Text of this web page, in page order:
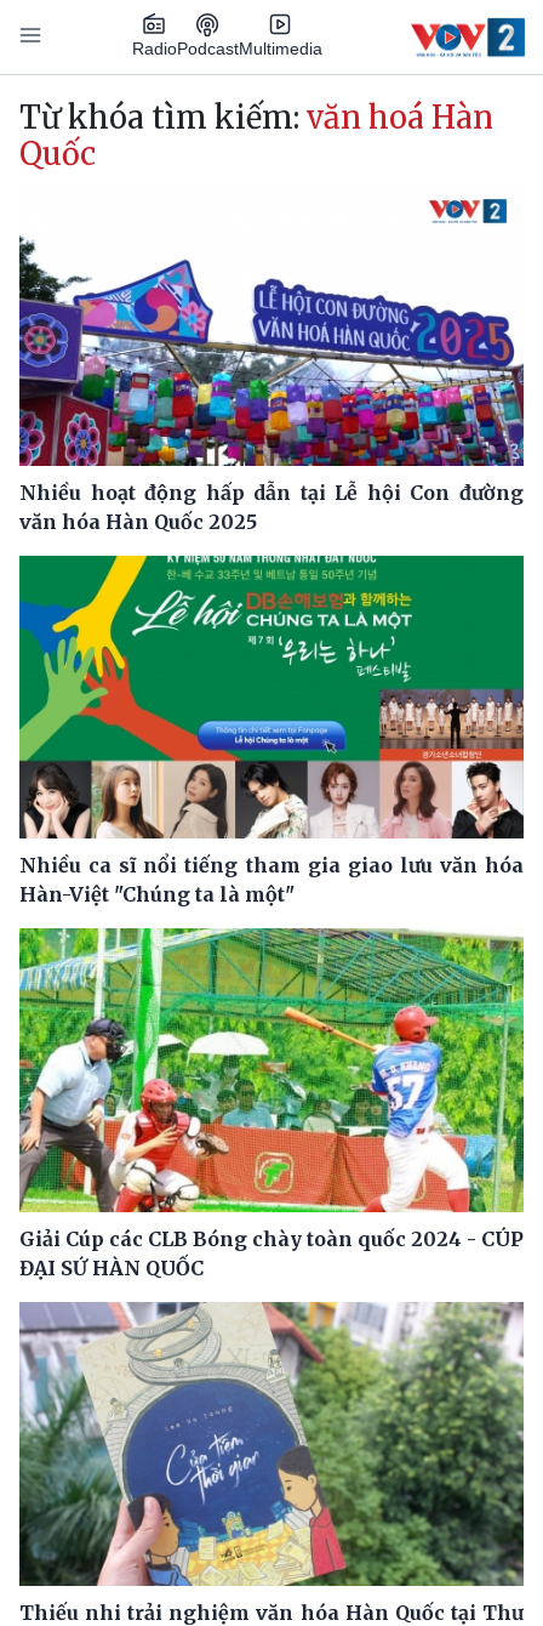
Nhảy đến nội dung
RadioPodcastMultimedia
Main navigation
Từ khóa tìm kiếm: văn hoá Hàn
Quốc
Nhiều hoạt động hấp dẫn tại Lễ hội Con đường
văn hóa Hàn Quốc 2025
Nhiều ca sĩ nổi tiếng tham gia giao lưu văn hóa
Hàn-Việt "Chúng ta là một"
Giải Cúp các CLB Bóng chày toàn quốc 2024 - CÚP
ĐẠI SỨ HÀN QUỐC
Thiếu nhi trải nghiệm văn hóa Hàn Quốc tại Thư